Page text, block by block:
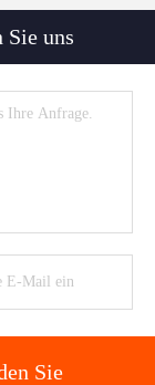
Sie uns
Sie